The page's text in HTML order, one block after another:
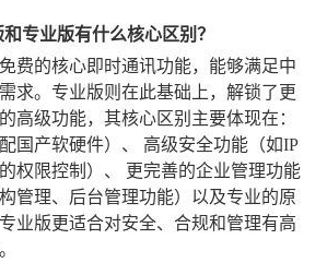
专业版有什么核心区别？
费的核心即时通讯功能，能够满足中
求。专业版则在此基础上，解锁了更
高级功能，其核心区别主要体现在：
国产软硬件）、 高级安全功能 （如IP
权限控制）、
更完善的企业管理功能
管理、后台管理功能）以及专业的原
业版更适合对安全、合规和管理有高